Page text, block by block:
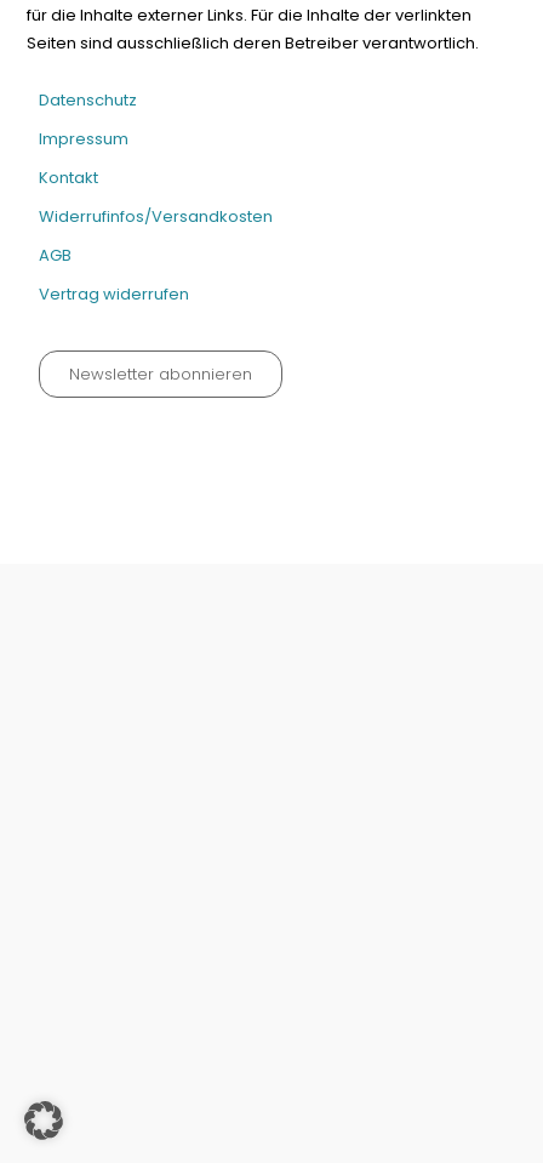
für die Inhalte externer Links. Für die Inhalte der verlinkten
Seiten sind ausschließlich deren Betreiber verantwortlich.
Datenschutz
Impressum
Kontakt
Widerrufinfos/Versandkosten
AGB
Vertrag widerrufen
Newsletter abonnieren